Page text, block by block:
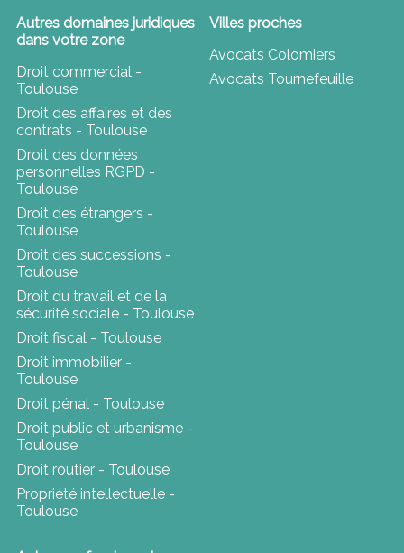
Autres domaines juridiques
dans votre zone
Droit commercial -
Toulouse
Droit des affaires et des
contrats - Toulouse
Droit des données
personnelles RGPD -
Toulouse
Droit des étrangers -
Toulouse
Droit des successions -
Toulouse
Droit du travail et de la
sécurité sociale - Toulouse
Droit fiscal - Toulouse
Droit immobilier -
Toulouse
Droit pénal - Toulouse
Droit public et urbanisme -
Toulouse
Droit routier - Toulouse
Propriété intellectuelle -
Toulouse
Villes proches
Avocats Colomiers
Avocats Tournefeuille